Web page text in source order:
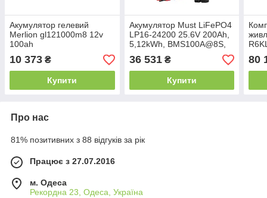
Акумулятор гелевий
Merlion gl121000m8 12v
100ah
10 373 ₴
Купити
Акумулятор Must LiFePO4
LP16-24200 25.6V 200Ah,
5,12kWh, BMS100A@8S,
6000 cycles
36 531₴
Купити
48v
80
Про нас
81% позитивних з 88 відгуків за рік
Працює з 27.07.2016
м. Одеса
Рекордна 23, Одеса, Україна